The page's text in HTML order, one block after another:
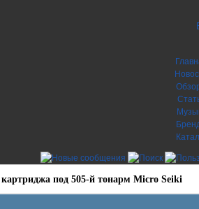
под 505-й тонарм Micro Seiki